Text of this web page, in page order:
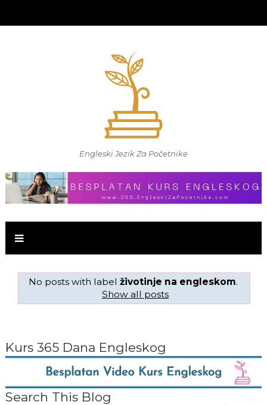
Engleski Jezik Za Početnike
No posts with labelživotinje na engleskom.
Show all posts
Kurs 365 Dana Engleskog
Search This Blog